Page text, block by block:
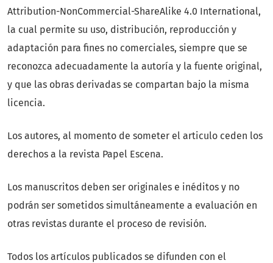
Attribution-NonCommercial-ShareAlike 4.0 International,
la cual permite su uso, distribución, reproducción y
adaptación para fines no comerciales, siempre que se
reconozca adecuadamente la autoría y la fuente original,
y que las obras derivadas se compartan bajo la misma
licencia.
Los autores, al momento de someter el articulo ceden los
derechos a la revista Papel Escena.
Los manuscritos deben ser originales e inéditos y no
podrán ser sometidos simultáneamente a evaluación en
otras revistas durante el proceso de revisión.
Todos los artículos publicados se difunden con el